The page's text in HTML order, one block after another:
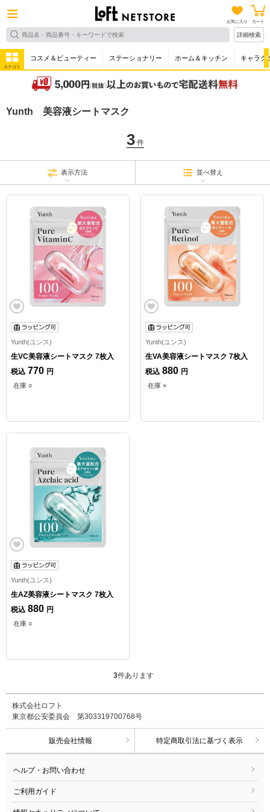
お気に入り カート
詳細検索
カテゴリ
コスメ＆ビューティー ステーショナリー ホーム＆キッチン キャラク
Yunth 美容液シートマスク
3件
表示方法 並べ替え
Yunth(ユンス)
生VC美容液シートマスク 7枚入
税込 770 円
在庫 ○
Yunth(ユンス)
生VA美容液シートマスク 7枚入
税込 880 円
在庫 ×
Yunth(ユンス)
生AZ美容液シートマスク 7枚入
税込 880 円
在庫 ○
3件あります
株式会社ロフト
東京都公安委員会 第303319700768号
販売会社情報 特定商取引法に基づく表示
ヘルプ・お問い合わせ
ご利用ガイド